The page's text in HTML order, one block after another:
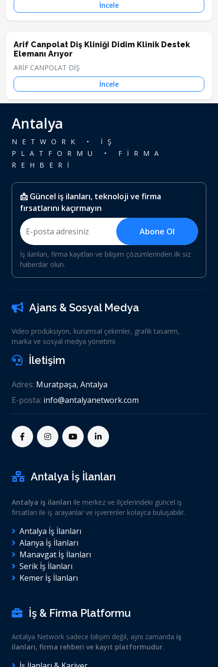
İncele
Arif Canpolat Diş Kliniği Didim Klinik Destek
Elemanı Arıyor
ARİF CANPOLAT DİŞ
İncele
Antalya
NETWORK • İŞ
PLATFORMU • FİRMA
REHBERİ
📩 Güncel iş ilanları, teknoloji ve firma
fırsatlarını kaçırmayın
Abone Ol
İş ilanları, firma kayıtları ve bilişim çözümlerinden ilk siz
haberdar olun.
Ajans & Sosyal Medya
Video prodüksiyon, kurumsal çekimler, grafik tasarım,
marka ve sosyal medya yönetimi
İletişim
Adres: Muratpaşa, Antalya
E-posta: info@antalyanetwork.com
Antalya İş İlanları
Antalya iş ilanları ile merkez ve ilçelerindeki güncel iş
fırsatları ile iş arayanlar ve işverenler kolayca buluşabilir.
Antalya İş İlanları
Alanya İş İlanları
Manavgat İş İlanları
Serik İş İlanları
Kemer İş İlanları
İş & Firma Platformu
Antalya Network sadece bilişim değil, aynı zamanda iş
ilanları, firma rehberi ve kayıt platformudur.